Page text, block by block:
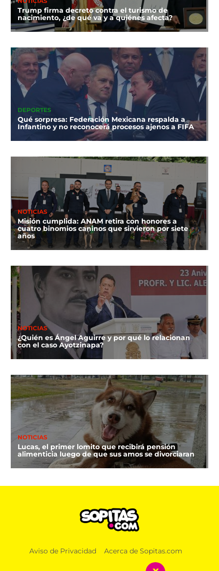
Trump firma decreto contra el turismo de
nacimiento, ¿de qué va y a quiénes afecta?
DEPORTES
Qué sorpresa: Federación Mexicana respalda a
Infantino y no reconocerá procesos ajenos a FIFA
NOTICIAS
Misión cumplida: ANAM retira con honores a
cuatro binomios caninos que sirvieron por siete
años
NOTICIAS
¿Quién es Ángel Aguirre y por qué lo relacionan
con el caso Ayotzinapa?
NOTICIAS
Lucas, el primer lomito que recibirá pensión
alimenticia luego de que sus amos se divorciaran
Aviso de Privacidad Acerca de Sopitas.com